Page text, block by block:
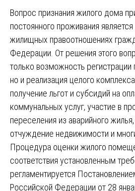
Вопрос признания жилого дома
постоянного проживания
жилищных правоотношениях
Федерации. От решения этого
только возможность регистрации
но и реализация целого
получение льгот и субсидий на
коммунальных услуг, участие в
переселения из аварийного
отчуждение недвижимости и
Процедура оценки жилого
соответствия установленным
регламентируется
Российской Федерации от 28